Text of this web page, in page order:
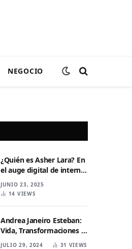
NEGOCIO
¿Quién es Asher Lara? En
el auge digital de internet
, personalidad y creador
de contenido .
JUNIO 23, 2025
14 VIEWS
Andrea Janeiro Esteban:
Vida, Transformaciones y
Actualidad
JULIO 29, 2024 31 VIEWS